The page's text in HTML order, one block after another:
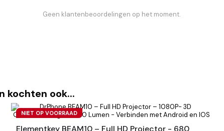
Geen klantenbeoordelingen op het moment.
kochten ook...
NIET OP VOORRAAD
Elementkey BEAM10 – Full HD Projector - 680